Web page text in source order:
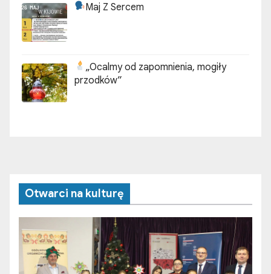
Maj Z Sercem
„Ocalmy od zapomnienia, mogiły
przodków”
Otwarci na kulturę